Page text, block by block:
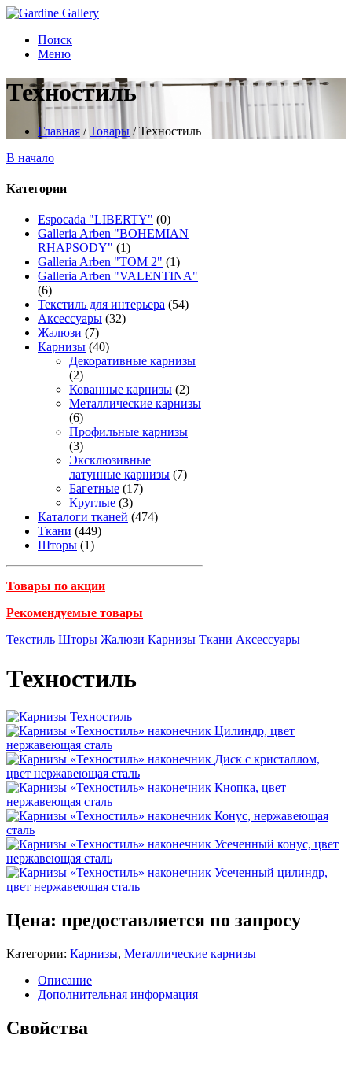
Поиск
Меню
Техностиль
Главная /Товары /Техностиль
В начало
Категории
Espocada "LIBERTY" (0)
Galleria Arben "BOHEMIAN
RHAPSODY" (1)
Galleria Arben "TOM 2" (1)
Galleria Arben "VALENTINA"
(6)
Текстиль для интерьера (54)
Аксессуары (32)
Жалюзи (7)
Карнизы (40)
Декоративные карнизы
(2)
Кованные карнизы (2)
Металлические карнизы
(6)
Профильные карнизы
(3)
Эксклюзивные
латунные карнизы (7)
Багетные (17)
Круглые (3)
Каталоги тканей (474)
Ткани (449)
Шторы (1)
Товары по акции
Рекомендуемые товары
Текстиль Шторы Жалюзи Карнизы Ткани Аксессуары
Техностиль
Цена: предоставляется по запросу
Категории: Карнизы, Металлические карнизы
Описание
Дополнительная информация
Свойства